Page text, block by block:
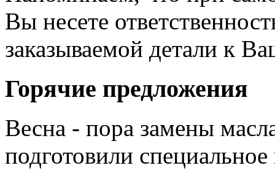
Вы несете
заказываемой детали к
Горячие предложения
Весна - пора замены
подготовили